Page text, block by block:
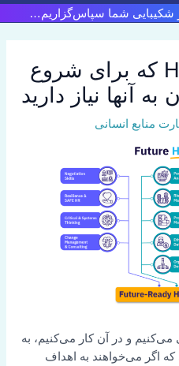
شکیبایی شما سپاس‌گزاریم…
13 مهارت آینده HR که برای شروع
آنها نیاز دارید
منابع انسانی
می‌کنیم و در آن کار می‌کنیم، به
که اگر می‌خواهند به اهداف